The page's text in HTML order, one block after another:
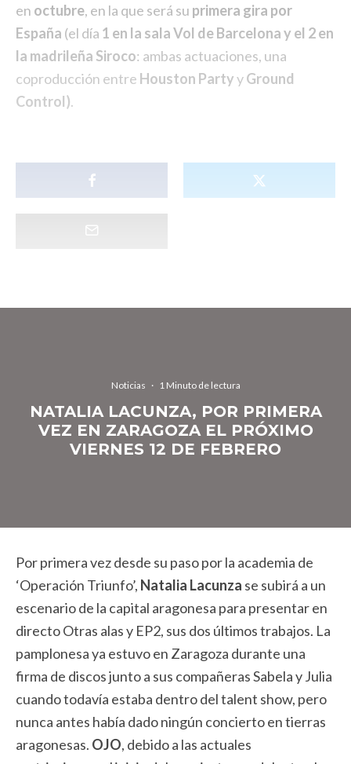
en octubre, en la que será su primera gira por
España (el día 1 en la sala Vol de Barcelona y el 2 en
la madrileña Siroco: ambas actuaciones, una
coproducción entre Houston PartyyGround
Control).
Noticias · 1 Minuto de lectura
NATALIA LACUNZA, POR PRIMERA
VEZ EN ZARAGOZA EL PRÓXIMO
VIERNES 12 DE FEBRERO
Por primera vez desde su paso por la academia de
‘Operación Triunfo’, Natalia Lacunza se subirá a un
escenario de la capital aragonesa para presentar en
directo Otras alas y EP2, sus dos últimos trabajos. La
pamplonesa ya estuvo en Zaragoza durante una
firma de discos junto a sus compañeras Sabela y Julia
cuando todavía estaba dentro del talent show, pero
nunca antes había dado ningún concierto en tierras
aragonesas. OJO, debido a las actuales